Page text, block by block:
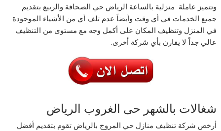
وتتميز عاملة منزلية بالساعة الرياض حي الصحافة والربيع بتقديم
جميع الخدمات في أي وقت وأيضاً عدم تلف أي من الأشياء الموجودة
في المنزل وتنظيف المكان على أكمل وجه مع مستوى من التنظيف
عالي جداً لا يقارن بأي شركة أخرى.
شغالات بالشهر حى الغروب الرياض
أرخص شركة تنظيف منازل حي المروج بالرياض تقوم بتقديم أفضل